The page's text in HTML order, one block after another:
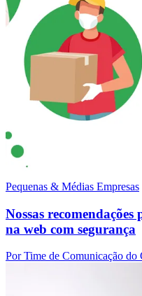
Pequenas & Médias Empresas
Nossas
na web com segurança
Por Time de Comunicação do